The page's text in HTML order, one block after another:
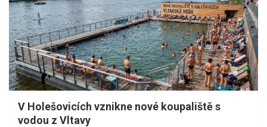
V Holešovicích vznikne nové koupaliště s
vodou z Vltavy